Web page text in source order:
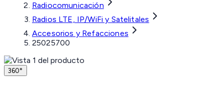
Radiocomunicación
Radios LTE, IP/WiFi y Satelitales
Accesorios y Refacciones
25025700
360°